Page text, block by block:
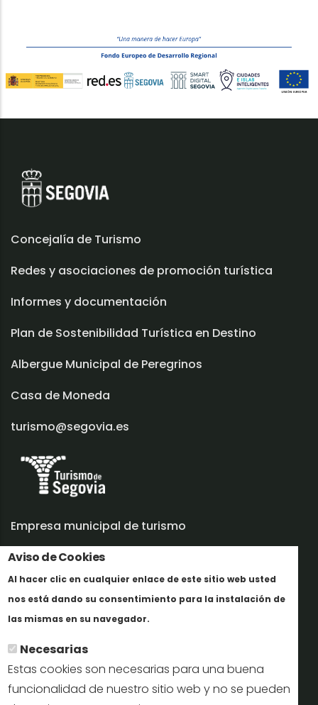
Aviso de Cookies
Al hacer clic en cualquier enlace de este sitio web usted
nos está dando su consentimiento para la instalación de
las mismas en su navegador.
Necesarias
Estas cookies son necesarias para una buena
funcionalidad de nuestro sitio web y no se pueden
Concejalía de Turismo
Redes y asociaciones de promoción turística
Informes y documentación
Plan de Sostenibilidad Turística en Destino
Albergue Municipal de Peregrinos
Casa de Moneda
turismo@segovia.es
Empresa municipal de turismo
Trabaja con nosotros
Informes y documentación
Perfil del contratante
Oficinas de Turismo
reservas@turismodesegovia.com